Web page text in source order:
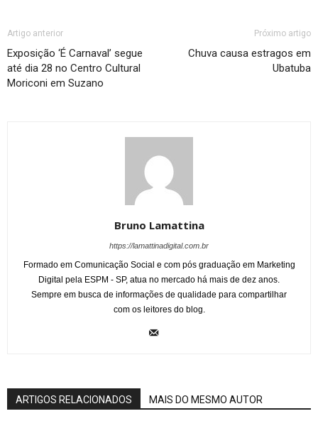
Artigo anterior
Exposição ‘É Carnaval’ segue
até dia 28 no Centro Cultural
Moriconi em Suzano
Próximo artigo
Chuva causa estragos em
Ubatuba
Bruno Lamattina
https://lamattinadigital.com.br
Formado em Comunicação Social e com pós graduação em Marketing
Digital pela ESPM - SP, atua no mercado há mais de dez anos.
Sempre em busca de informações de qualidade para compartilhar
com os leitores do blog.
ARTIGOS RELACIONADOS MAIS DO MESMO AUTOR